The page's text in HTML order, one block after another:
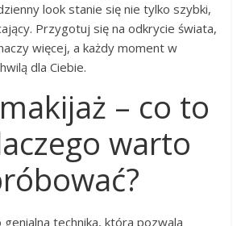
look stanie się nie tylko szybki,
Przygotuj się na odkrycie świata,
więcej, a każdy moment w
dla Ciebie.
– co to
warto
genialna technika, która pozwala